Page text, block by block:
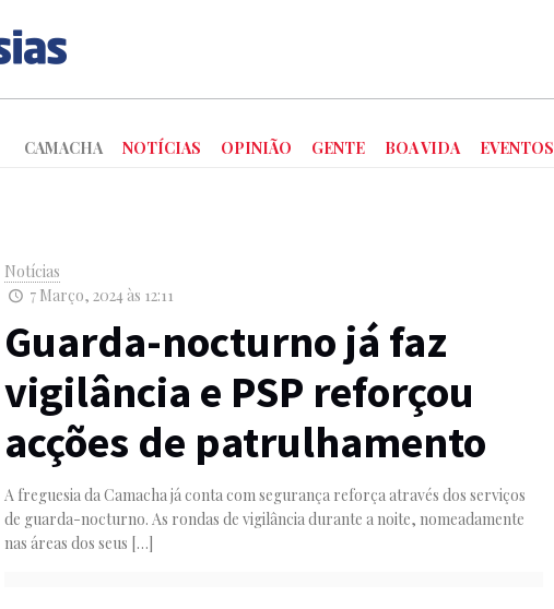
CAMACHA NOTÍCIAS OPINIÃO GENTE BOA VIDA EVENTOS
Notícias
7 Março, 2024 às 12:11
Guarda-nocturno já faz
vigilância e PSP reforçou
acções de patrulhamento
A freguesia da Camacha já conta com segurança reforça através dos serviços
de guarda-nocturno. As rondas de vigilância durante a noite, nomeadamente
nas áreas dos seus […]